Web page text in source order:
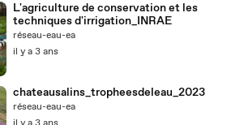
L'agriculture de conservation et les
techniques d'irrigation_INRAE
réseau-eau-ea
il y a 3 ans
chateausalins_tropheesdeleau_2023
réseau-eau-ea